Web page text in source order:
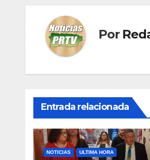
Por
Entrada relacionada
NOTICIAS ULTIMA HORA